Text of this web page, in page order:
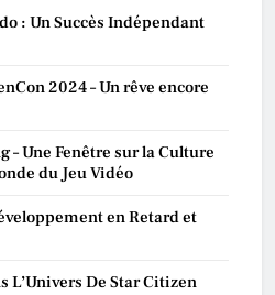
: Un Succès Indépendant
2024 – Un rêve encore
– Une Fenêtre sur la Culture
du Jeu Vidéo
en Retard et
L’Univers De Star Citizen